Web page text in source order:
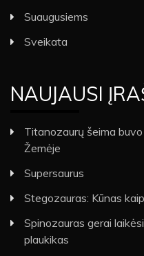
Suaugusiems
Sveikata
NAUJAUSI
Titanozaurų šeima
Žemėje
Supersaurus
Stegozauras: Kūnas
Spinozauras gerai
plaukikas